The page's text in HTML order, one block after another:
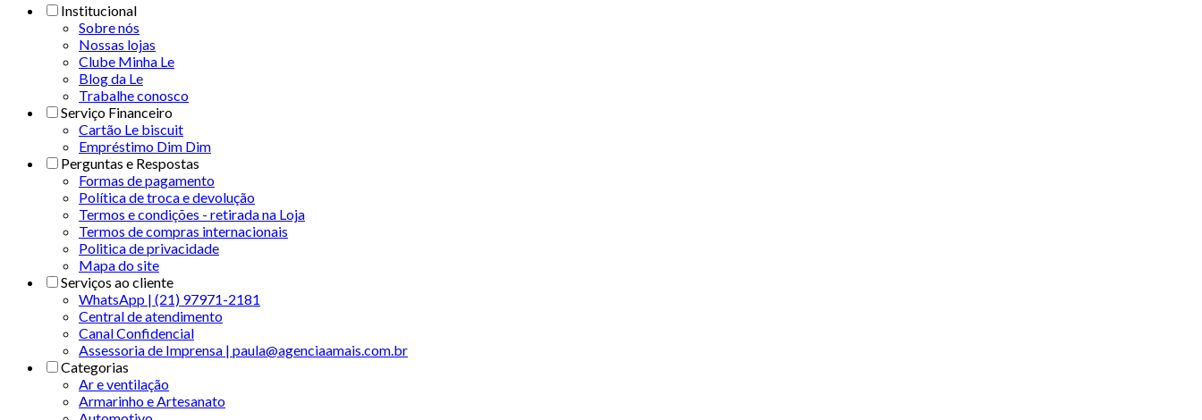
Institucional
Sobre nós
Nossas lojas
Clube Minha Le
Blog da Le
Trabalhe conosco
Serviço Financeiro
Cartão Le biscuit
Empréstimo Dim Dim
Perguntas e Respostas
Formas de pagamento
Política de troca e devolução
Termos e condições - retirada na Loja
Termos de compras internacionais
Politica de privacidade
Mapa do site
Serviços ao cliente
WhatsApp | (21) 97971-2181
Central de atendimento
Canal Confidencial
Assessoria de Imprensa | paula@agenciaamais.com.br
Categorias
Ar e ventilação
Armarinho e Artesanato